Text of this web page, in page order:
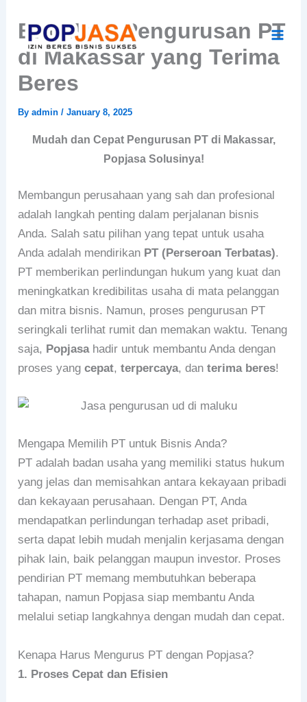
content
Biro Jasa Pengurusan PT
di Makassar yang Terima
Beres
Byadmin/January 8, 2025
Mudah dan Cepat Pengurusan PT di Makassar,
Popjasa Solusinya!
Membangun perusahaan yang sah dan profesional
adalah langkah penting dalam perjalanan bisnis
Anda. Salah satu pilihan yang tepat untuk usaha
Anda adalah mendirikan PT (Perseroan Terbatas).
PT memberikan perlindungan hukum yang kuat dan
meningkatkan kredibilitas usaha di mata pelanggan
dan mitra bisnis. Namun, proses pengurusan PT
seringkali terlihat rumit dan memakan waktu. Tenang
saja, Popjasahadir untuk membantu Anda dengan
proses yangcepat,terpercaya, danterima beres!
Mengapa Memilih PT untuk Bisnis Anda?
PT adalah badan usaha yang memiliki status hukum
yang jelas dan memisahkan antara kekayaan pribadi
dan kekayaan perusahaan. Dengan PT, Anda
mendapatkan perlindungan terhadap aset pribadi,
serta dapat lebih mudah menjalin kerjasama dengan
pihak lain, baik pelanggan maupun investor. Proses
pendirian PT memang membutuhkan beberapa
tahapan, namun Popjasa siap membantu Anda
melalui setiap langkahnya dengan mudah dan cepat.
Kenapa Harus Mengurus PT dengan Popjasa?
1. Proses Cepat dan Efisien